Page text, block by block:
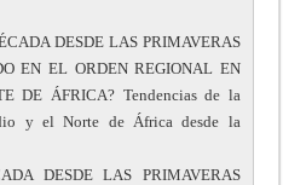
DESDE LAS PRIMAVERAS
EN EL ORDEN REGIONAL EN
DE ÁFRICA? Tendencias de la
y el Norte de África desde la
DESDE LAS PRIMAVERAS